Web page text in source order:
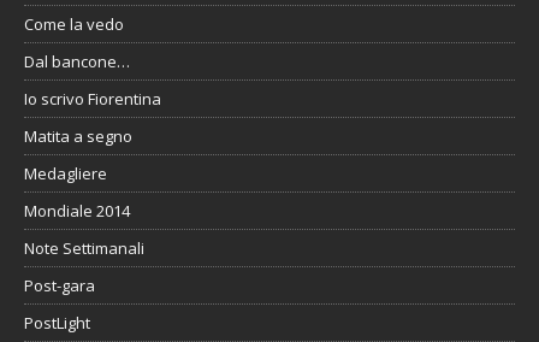
Come la vedo
Dal bancone…
Io scrivo Fiorentina
Matita a segno
Medagliere
Mondiale 2014
Note Settimanali
Post-gara
PostLight